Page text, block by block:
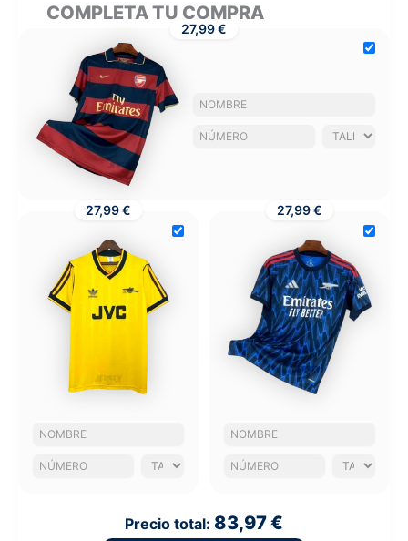
COMPLETA TU COMPRA
27,99 €
27,99 € 27,99 €
Precio total: 83,97 €